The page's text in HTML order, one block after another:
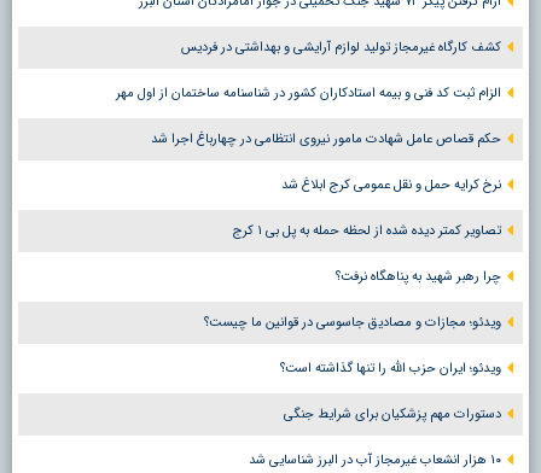
کشف کارگاه غیرمجاز تولید لوازم آرایشی و بهداشتی در فردیس
الزام ثبت کد فنی و بیمه استادکاران کشور در شناسنامه ساختمان از اول مهر
حکم قصاص عامل شهادت مامور نیروی انتظامی در چهارباغ اجرا شد
نرخ کرایه حمل و نقل عمومی کرج ابلاغ شد
تصاویر کمتر دیده شده از لحظه حمله به پل بی ۱ کرج
چرا رهبر شهید به پناهگاه نرفت؟
ویدئو؛ مجازات و مصادیق جاسوسی در قوانین ما چیست؟
ویدئو؛ ایران حزب الله را تنها گذاشته است؟
دستورات مهم پزشکیان برای شرایط جنگی
۱۰ هزار انشعاب غیرمجاز آب در البرز شناسایی شد